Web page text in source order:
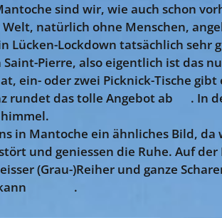
sind wir, wie auch schon
natürlich ohne Menschen,
Lücken-Lockdown tatsächlich
Saint-Pierre, also eigentlich ist das
ein- oder zwei Picknick-Tische
rundet das tolle Angebot ab 😉. In
in Mantoche ein ähnliches Bild, da
und geniessen die Ruhe. Auf
(Grau-)Reiher und ganze
😍💖💝.